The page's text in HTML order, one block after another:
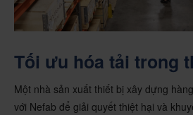
Tối ưu hóa tải trong
Một nhà sản xuất thiết bị xây dựng
với Nefab để giải quyết thiệt hại và